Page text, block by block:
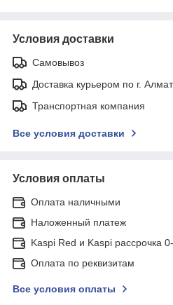
Условия доставки
Самовывоз
Доставка курьером по г.
Транспортная компания
Все условия доставки
Условия оплаты
Оплата наличными
Наложенный платеж
Kaspi Red и Kaspi рассрочка
Оплата по реквизитам
Все условия оплаты